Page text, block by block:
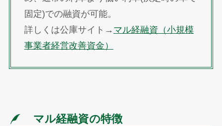
固定)での融資が可能。
詳しくは公庫サイト→ マル経融資（小規模
事業者経営改善資金）
マル経融資の特徴